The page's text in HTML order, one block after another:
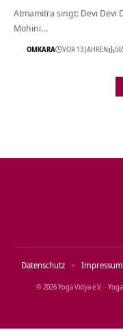
Atmamitra singt: Devi Devi
Mohini…
OMKARA VOR 13 JAHREN
© 2026 Yoga Vidya e.V. ·
Datenschutz Impressum